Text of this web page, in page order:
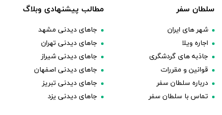
سلطان سفر
شهر های ایران
اجاره ویلا
جاذبه های گردشگری
قوانین و مقررات
درباره سلطان سفر
تماس با سلطان سفر
مطالب پیشنهادی وبلاگ
جاهای دیدنی مشهد
جاهای دیدنی تهران
جاهای دیدنی شیراز
جاهای دیدنی اصفهان
جاهای دیدنی تبریز
جاهای دیدنی یزد